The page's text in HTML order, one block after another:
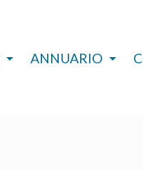
ANNUARIO